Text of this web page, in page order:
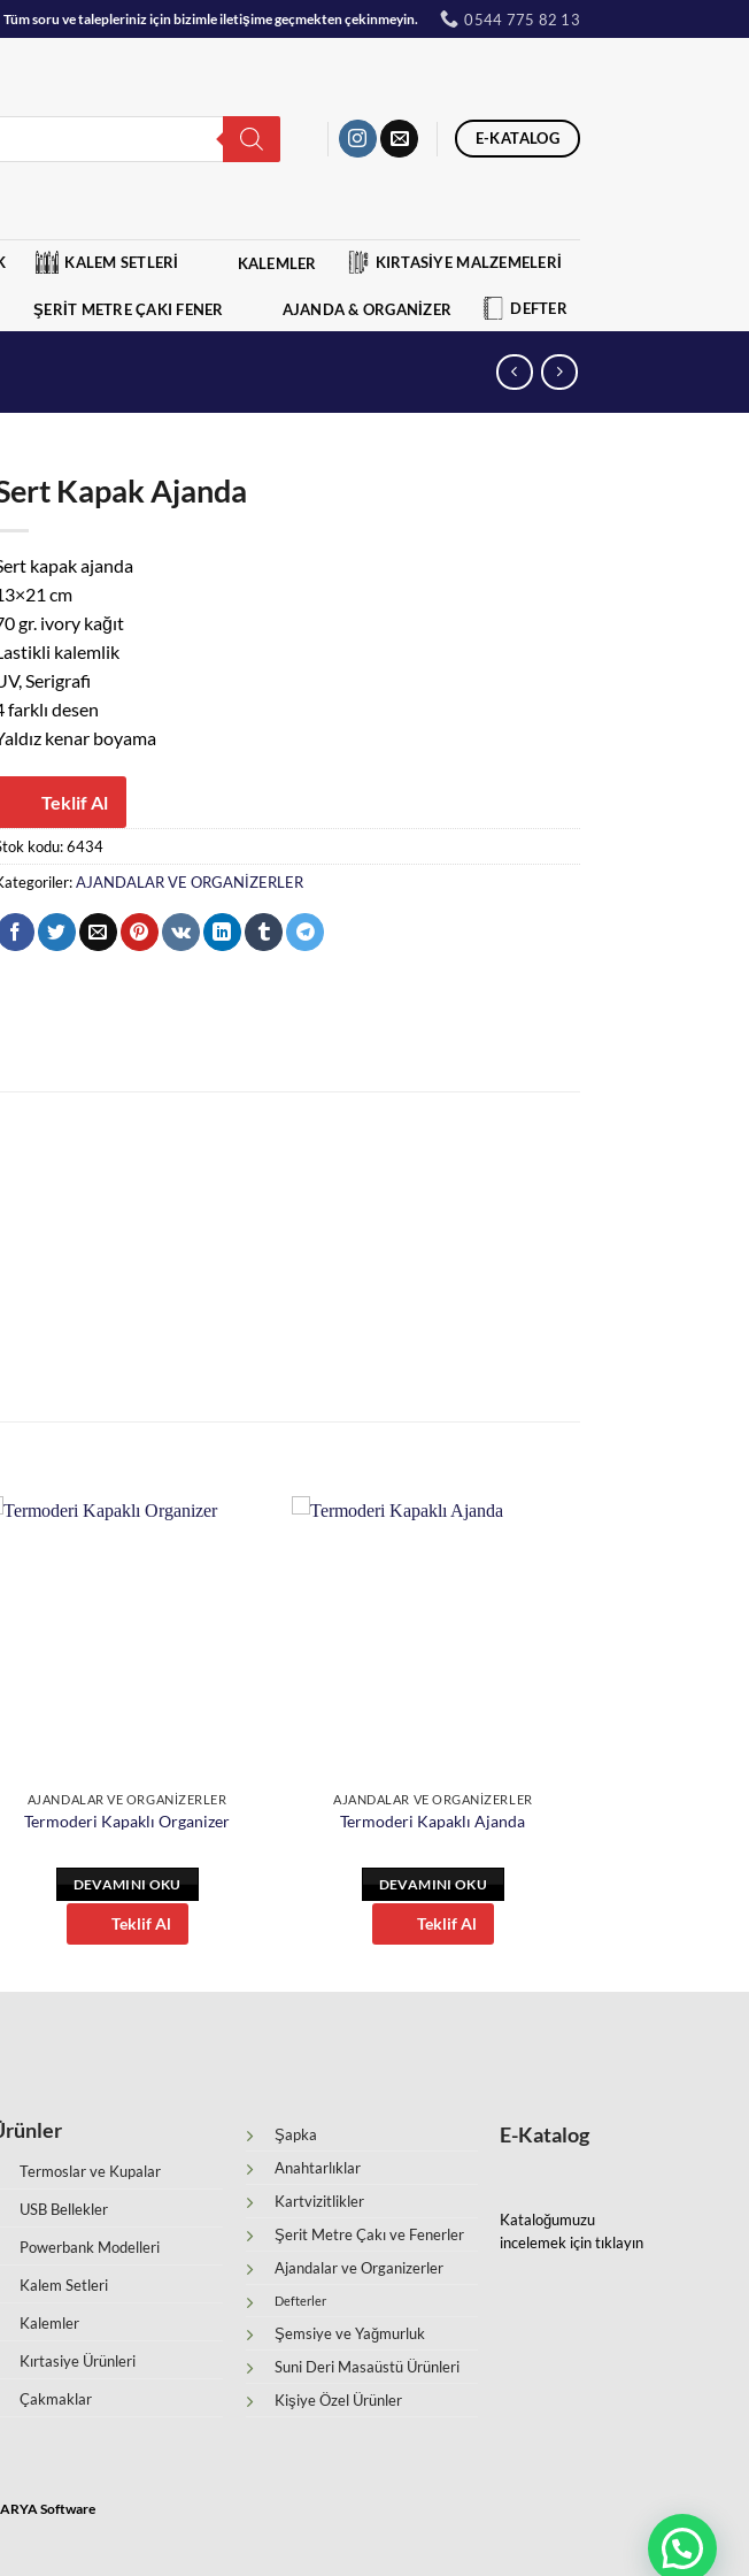
Tüm soru ve talepleriniz için bizimle iletişime geçmekten çekinmeyin. 0544 775 82 13
E-KATALOG
KALEM SETLERİ KALEMLER KIRTASİYE MALZEMELERİ
ŞERİT METRE ÇAKI FENER AJANDA & ORGANİZER DEFTER
Kapak Ajanda
kapak ajanda
cm
gr. ivory kağıt
kalemlik
Serigrafi
farklı desen
kenar boyama
Teklif Al
kodu:6434
AJANDALAR VE ORGANİZERLER
AJANDALAR VE ORGANİZERLER
Termoderi Kapaklı Organizer
DEVAMINI OKU
Teklif Al
AJANDALAR VE ORGANİZERLER
Termoderi Kapaklı Ajanda
DEVAMINI OKU
Teklif Al
Termoslar ve Kupalar
USB Bellekler
Powerbank Modelleri
Kalem Setleri
Kalemler
Kırtasiye Ürünleri
Çakmaklar
Şapka
Anahtarlıklar
Kartvizitlikler
Şerit Metre Çakı ve Fenerler
Ajandalar ve Organizerler
Defterler
Şemsiye ve Yağmurluk
Suni Deri Masaüstü Ürünleri
Kişiye Özel Ürünler
E-Katalog
Kataloğumuzu
incelemek için tıklayın
ARYA Software